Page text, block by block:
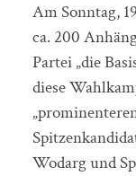
Am Sonntag,
ca. 200
Partei „die
diese
Wodarg und